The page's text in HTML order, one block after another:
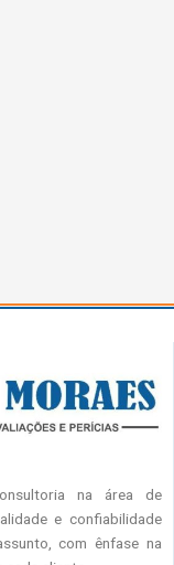
na área de
e confiabilidade
com ênfase na